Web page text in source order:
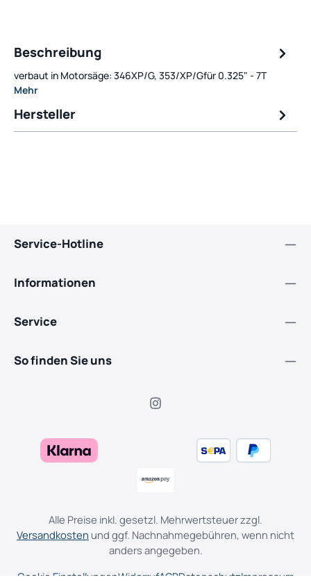
Beschreibung
verbaut in Motorsäge: 346XP/G, 353/XP/Gfür 0.325" - 7T
Mehr
Hersteller
Service-Hotline
Informationen
Service
So finden Sie uns
Alle Preise inkl. gesetzl. Mehrwertsteuer zzgl.
Versandkosten und ggf. Nachnahmegebühren, wenn nicht
anders angegeben.
Cookie EinstellungenWiderrufAGBDatenschutzImpressum